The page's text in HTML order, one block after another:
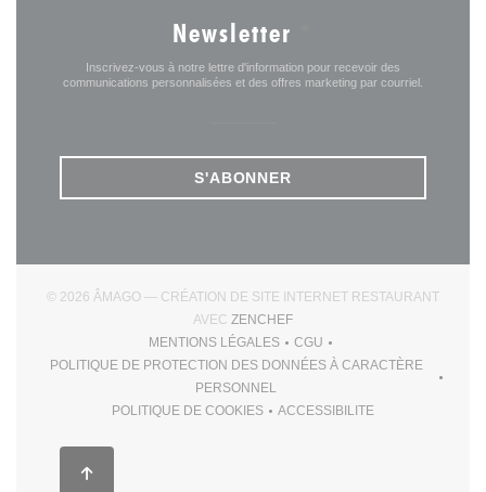
Newsletter
Inscrivez-vous à notre lettre d'information pour recevoir des
communications personnalisées et des offres marketing par courriel.
S'ABONNER
© 2026 ÂMAGO — CRÉATION DE SITE INTERNET RESTAURANT
AVEC ZENCHEF((OUVRE UNE NOUVELLE
MENTIONS LÉGALES
CGU
POLITIQUE DE PROTECTION DES DONNÉES À CARACTÈRE
PERSONNEL((OUVRE UNE NOUVELLE FENÊTRE))
POLITIQUE DE COOKIES
ACCESSIBILITE